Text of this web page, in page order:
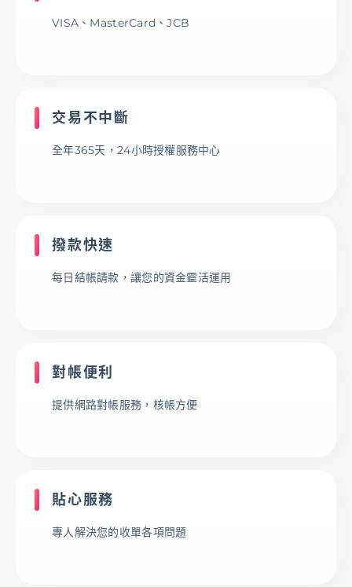
基金/投資
數位生活
服務據點 線上服務 匯利率查詢
VISA、MasterCard、JCB
交易不中斷
全年365天，24小時授權服務中心
撥款快速
每日結帳請款，讓您的資金靈活運用
對帳便利
提供網路對帳服務，核帳方便
貼心服務
專人解決您的收單各項問題